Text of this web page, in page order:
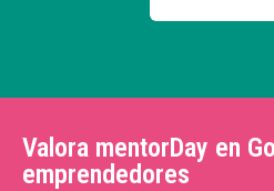
Valora mentorDay en
emprendedores